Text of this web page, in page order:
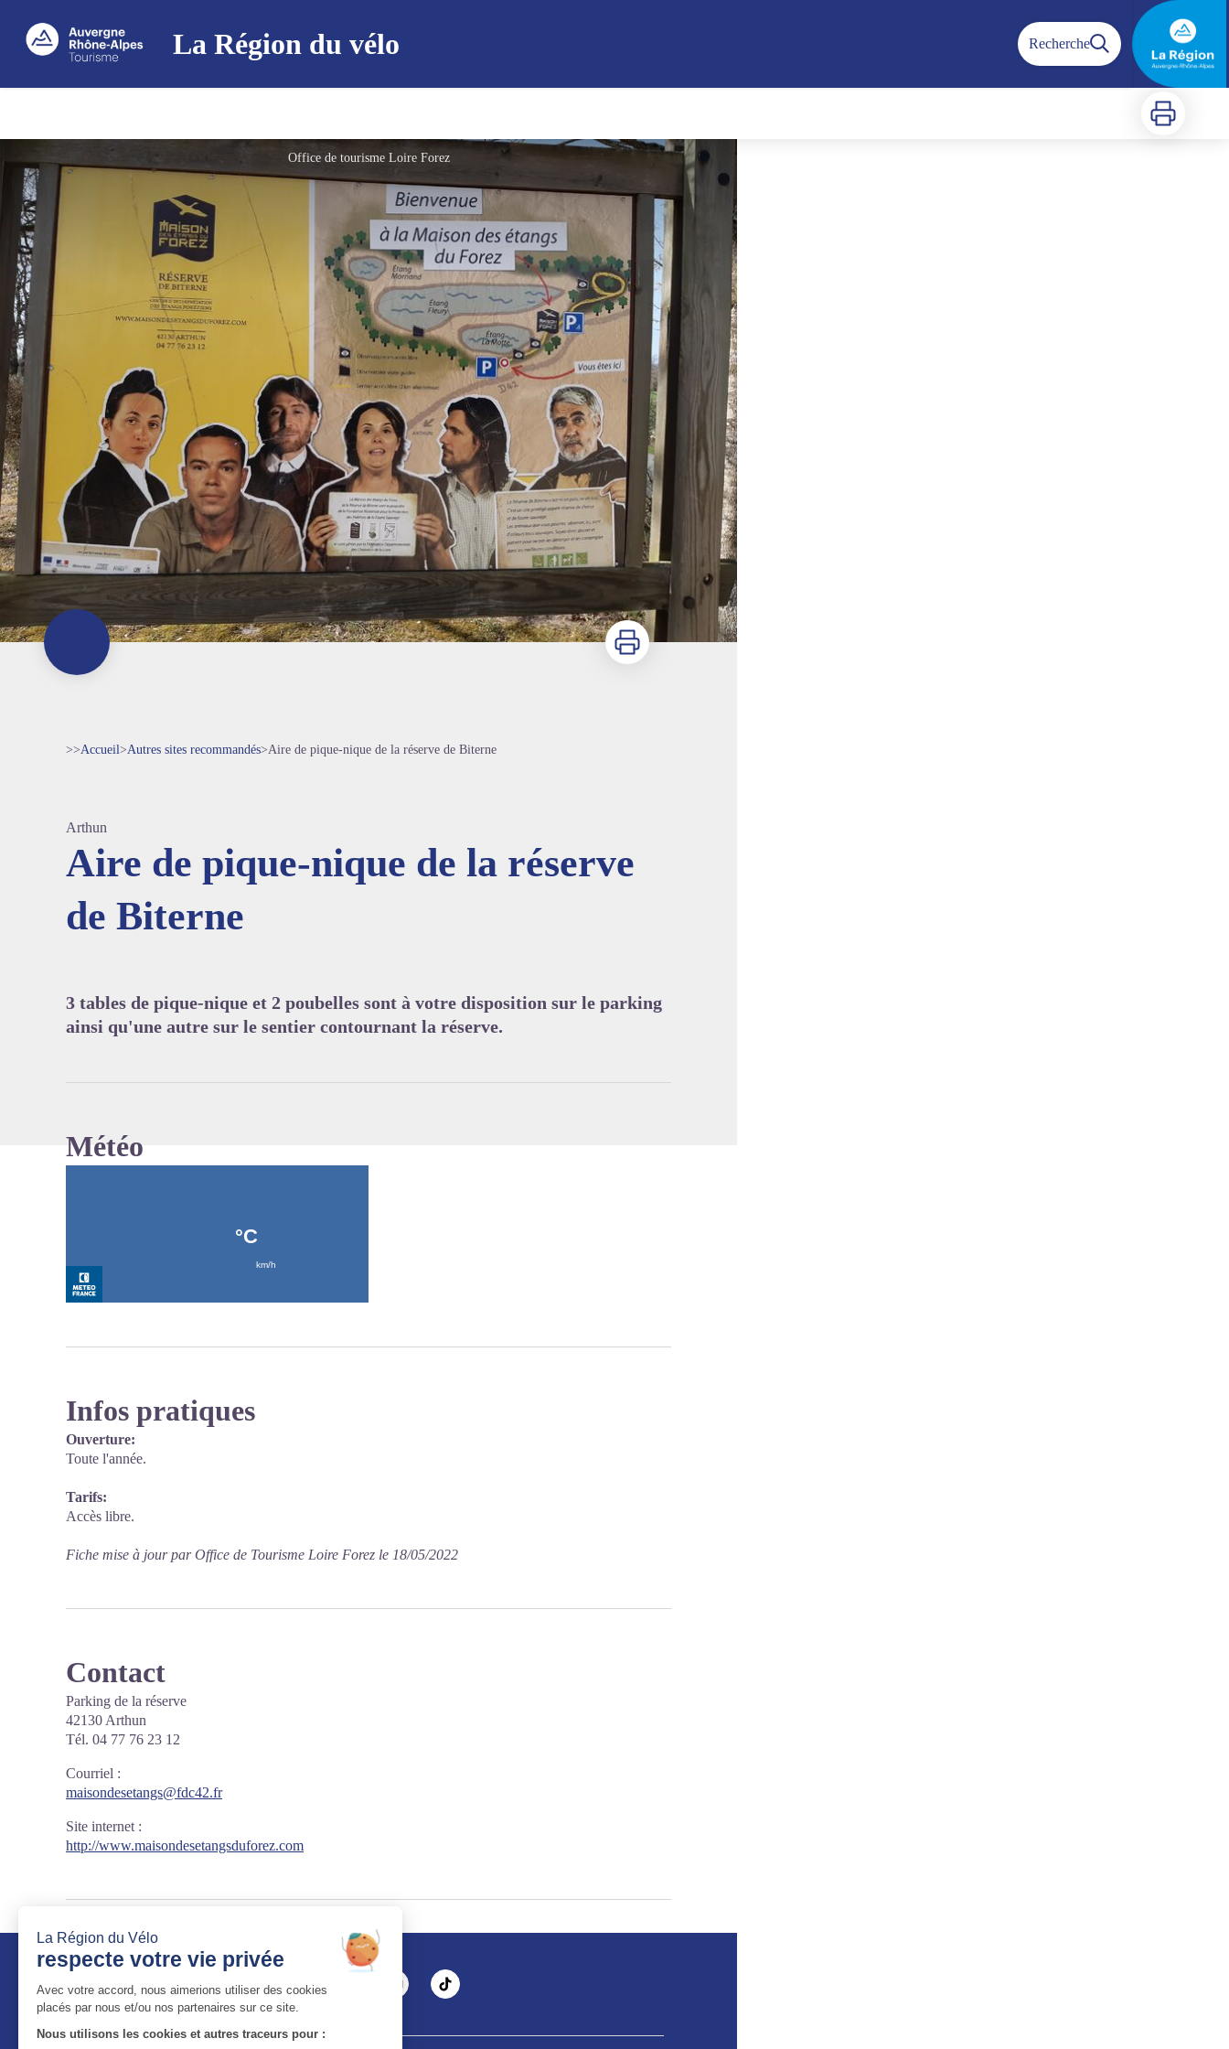
La Région du vélo Recherche
Imprimer
Office de tourisme Loire Forez
Imprimer
>>Accueil>Autres sites recommandés>Aire de pique-nique de la réserve de Biterne
Arthun
Aire de pique-nique de la réserve
de Biterne
3 tables de pique-nique et 2 poubelles sont à votre disposition sur le parking
ainsi qu'une autre sur le sentier contournant la réserve.
Météo
Infos pratiques
Ouverture:
Toute l'année.
Tarifs:
Accès libre.
Fiche mise à jour par Office de Tourisme Loire Forez le 18/05/2022
Contact
Parking de la réserve
42130 Arthun
Tél. 04 77 76 23 12
Courriel :
maisondesetangs@fdc42.fr
Site internet :
http://www.maisondesetangsduforez.com